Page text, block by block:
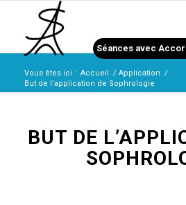
Séances avec
Vous êtes ici : Accueil / Application /
But de l’application de Sophrologie
BUT DE